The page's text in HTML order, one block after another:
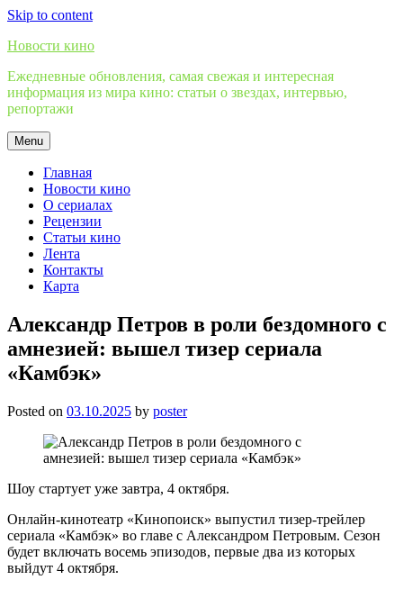
Skip to content
Новости кино
Ежедневные обновления, самая свежая и интересная
информация из мира кино: статьи о звездах, интервью,
репортажи
Menu
Главная
Новости кино
О сериалах
Рецензии
Статьи кино
Лента
Контакты
Карта
Александр Петров в роли бездомного с
амнезией: вышел тизер сериала
«Камбэк»
Posted on 03.10.2025 by poster
Шоу стартует уже завтра, 4 октября.
Онлайн-кинотеатр «Кинопоиск» выпустил тизер-трейлер
сериала «Камбэк» во главе с Александром Петровым. Сезон
будет включать восемь эпизодов, первые два из которых
выйдут 4 октября.